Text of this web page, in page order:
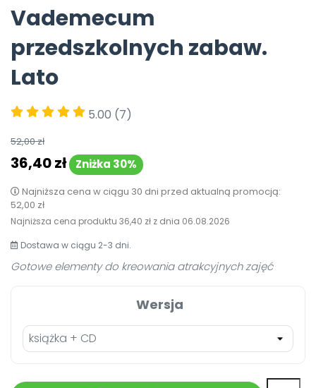
Pomoc
Vademecum
przedszkolnych zabaw.
Lato
5.00 (7)
52,00 zł
36,40 zł Zniżka 30%
Najniższa cena w ciągu 30 dni przed aktualną promocją:
52,00 zł
Najniższa cena produktu 36,40 zł z dnia 06.08.2026
Dostawa w ciągu 2-3 dni.
Gotowe elementy do kreowania atrakcyjnych zajęć
Wersja